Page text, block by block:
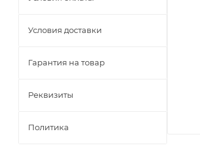
Условия доставки
Гарантия на товар
Реквизиты
Политика